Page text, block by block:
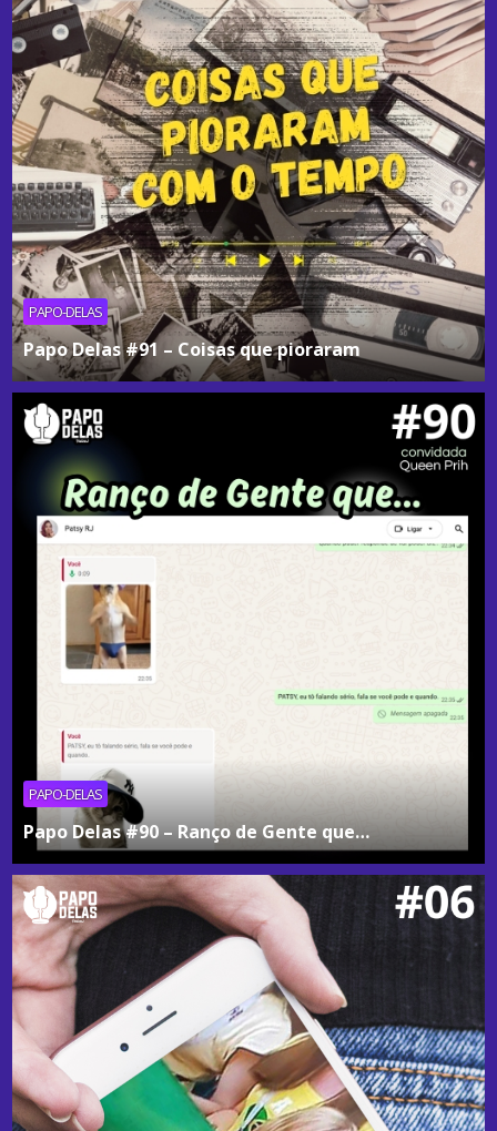
PAPO-DELAS
Papo Delas #91 – Coisas que pioraram
PAPO-DELAS
Papo Delas #90 – Ranço de Gente que…